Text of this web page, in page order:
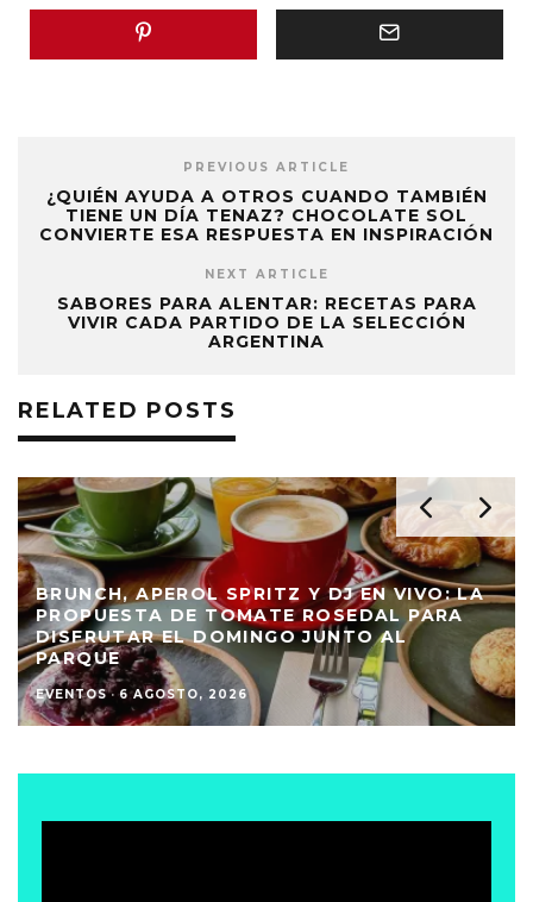
PREVIOUS ARTICLE
¿QUIÉN AYUDA A OTROS CUANDO TAMBIÉN
TIENE UN DÍA TENAZ? CHOCOLATE SOL
CONVIERTE ESA RESPUESTA EN INSPIRACIÓN
NEXT ARTICLE
SABORES PARA ALENTAR: RECETAS PARA
VIVIR CADA PARTIDO DE LA SELECCIÓN
ARGENTINA
RELATED POSTS
BRUNCH, APEROL SPRITZ Y DJ EN VIVO: LA
PROPUESTA DE TOMATE ROSEDAL PARA
DISFRUTAR EL DOMINGO JUNTO AL
PARQUE
EVENTOS · 6 AGOSTO, 2026